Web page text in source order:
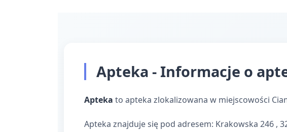
Apteka - Informacje o
Apteka to apteka zlokalizowana w miejscowości
Apteka znajduje się pod adresem: Krakowska 246 ,